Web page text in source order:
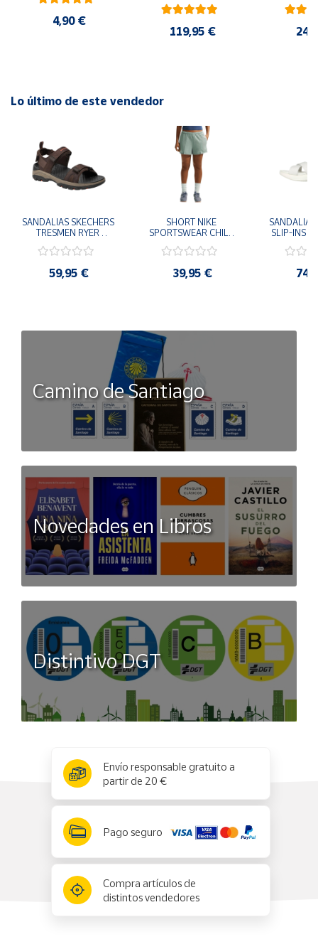
4,90 €
NEGRO JR6303
HOMBRE
119,95 €
Lo último de este vendedor
SANDALIAS SKECHERS
TRESMEN RYER
MARRON CHOCOLATE
205112-CHOC
COMODAS
59,95 €
SHORT NIKE
SPORTSWEAR CHILL
TERRY VERDE II3980-
006 PANTALONES
39,95 €
SANDALIAS
SLIP-INS
3.0
Camino de Santiago
Novedades en Libros
Distintivo DGT
Envío responsable gratuito a
partir de 20 €
Pago seguro
Compra artículos de
distintos vendedores